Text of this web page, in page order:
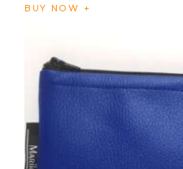
BUY NOW